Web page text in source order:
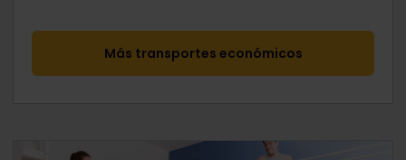
Más transportes económicos